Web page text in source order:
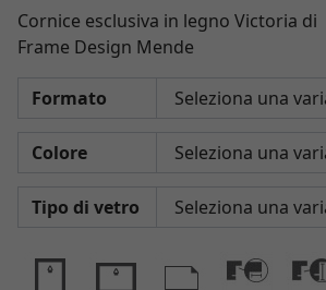
Cornice esclusiva in legno Victoria di
Frame Design Mende
Formato
Colore
Tipo di vetro